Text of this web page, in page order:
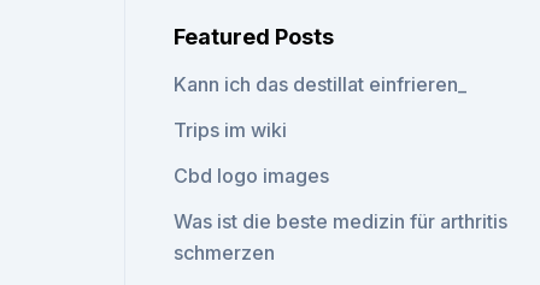
Featured Posts
Kann ich das destillat einfrieren_
Trips im wiki
Cbd logo images
Was ist die beste medizin für arthritis
schmerzen